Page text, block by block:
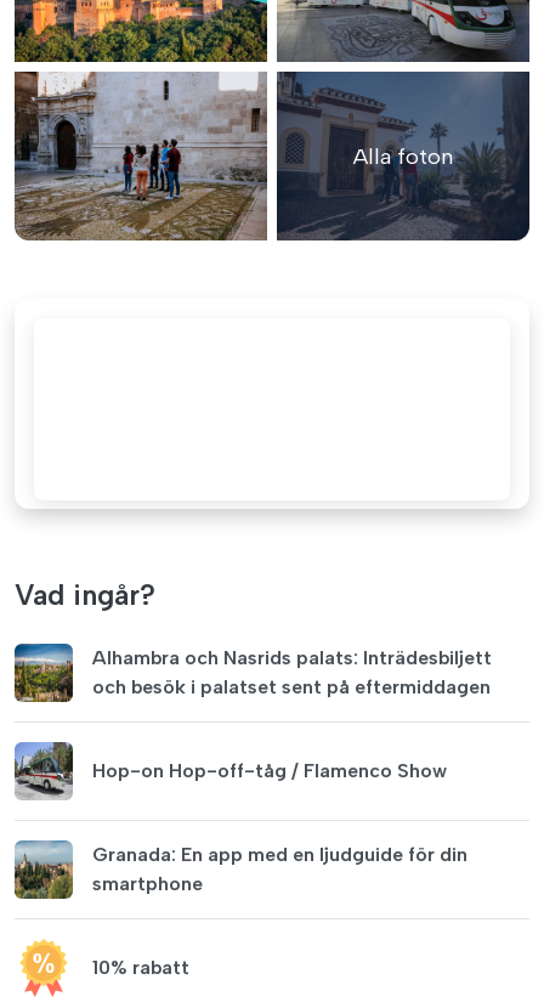
Alla foton
Vad ingår?
Alhambra och Nasrids palats: Inträdesbiljett
och besök i palatset sent på eftermiddagen
Hop-on Hop-off-tåg / Flamenco Show
Granada: En app med en ljudguide för din
smartphone
10% rabatt